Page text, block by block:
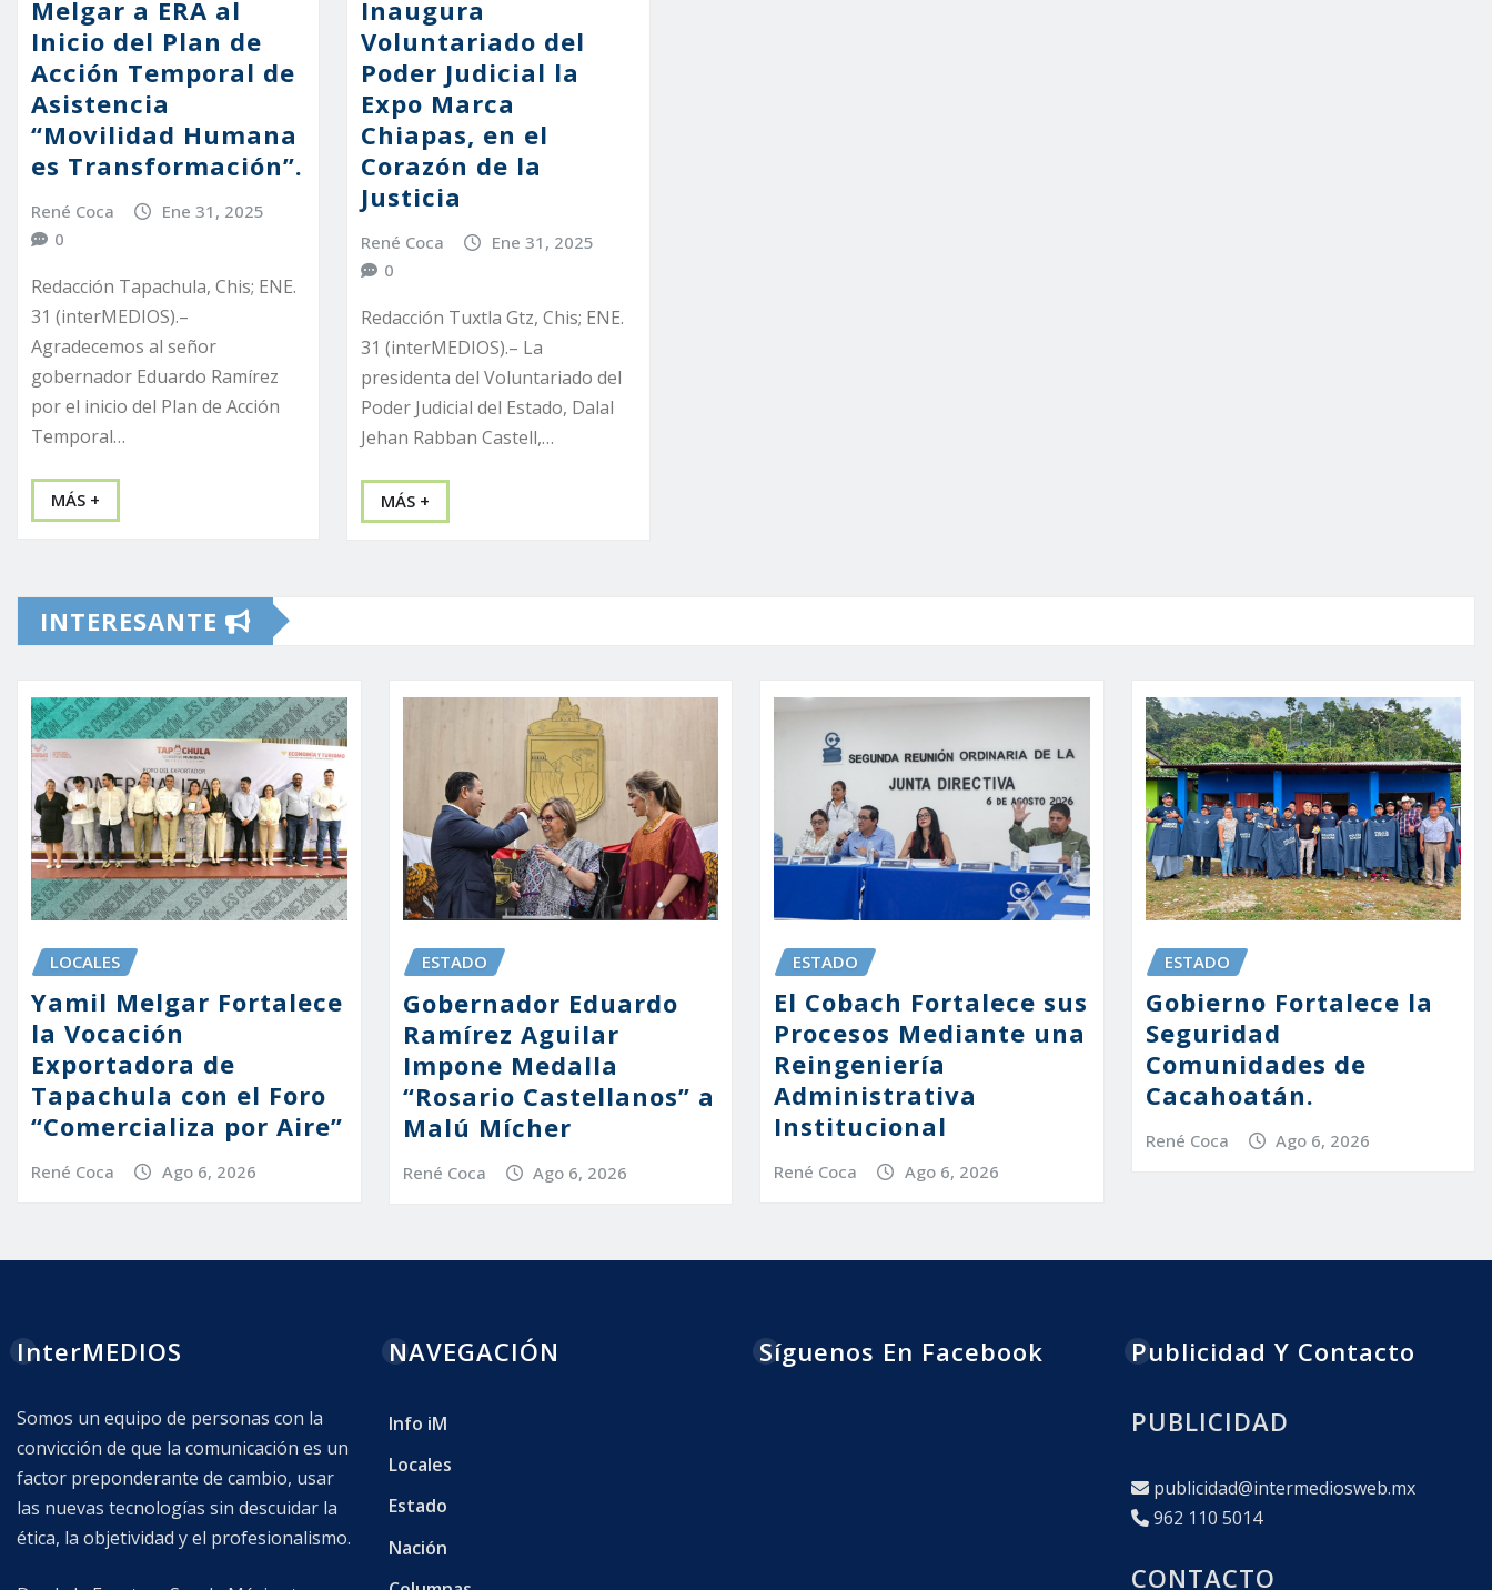
Melgar a ERA al
Inicio del Plan de
Acción Temporal de
Asistencia
“Movilidad Humana
es Transformación”.
René Coca
Ene 31, 2025
0
Redacción Tapachula, Chis; ENE.
31 (interMEDIOS).–
Agradecemos al señor
gobernador Eduardo Ramírez
por el inicio del Plan de Acción
Temporal…
MÁS +
Inaugura
Voluntariado del
Poder Judicial la
Expo Marca
Chiapas, en el
Corazón de la
Justicia
René Coca
Ene 31, 2025
0
Redacción Tuxtla Gtz, Chis; ENE.
31 (interMEDIOS).– La
presidenta del Voluntariado del
Poder Judicial del Estado, Dalal
Jehan Rabban Castell,…
MÁS +
INTERESANTE
LOCALES
Yamil Melgar Fortalece
la Vocación
Exportadora de
Tapachula con el Foro
“Comercializa por Aire”
René Coca Ago 6, 2026
ESTADO
Gobernador Eduardo
Ramírez Aguilar
Impone Medalla
“Rosario Castellanos” a
Malú Mícher
René Coca Ago 6, 2026
ESTADO
El Cobach Fortalece sus
Procesos Mediante una
Reingeniería
Administrativa
Institucional
René Coca Ago 6, 2026
ESTADO
Gobierno Fortalece la
Seguridad
Comunidades de
Cacahoatán.
René Coca Ago 6, 2026
InterMEDIOS
Somos un equipo de personas con la
convicción de que la comunicación es un
factor preponderante de cambio, usar
las nuevas tecnologías sin descuidar la
ética, la objetividad y el profesionalismo.
NAVEGACIÓN
Info iM
Locales
Estado
Nación
Síguenos En Facebook Publicidad Y Contacto
PUBLICIDAD
publicidad@intermediosweb.mx
962 110 5014
CONTACTO